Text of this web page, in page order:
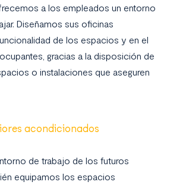
a los empleados un entorno
Diseñamos sus oficinas
de los espacios y en el
gracias a la disposición de
o instalaciones que aseguren
acondicionados
de trabajo de los futuros
equipamos los espacios